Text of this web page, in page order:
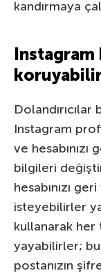
kandırmaya
Instagram
Instagram
ve hesabınızı
bilgileri
hesabınızı
isteyebilirler
kullanarak her
yayabilirler; bu
postanızın